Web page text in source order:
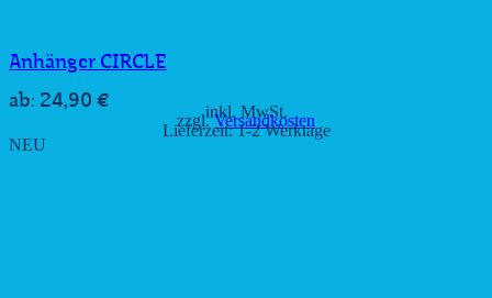
Anhänger CIRCLE
ab: 24,90 € inkl. MwSt.
zzgl.Versandkosten
Lieferzeit:1-2 Werktage
NEU